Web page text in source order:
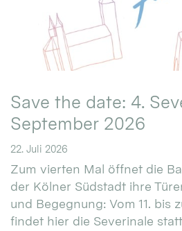
Save the date: 4.
September 2026
22. Juli 2026
Zum vierten Mal öffnet die
der Kölner Südstadt ihre
und Begegnung: Vom 11. bis
findet hier die Severinale